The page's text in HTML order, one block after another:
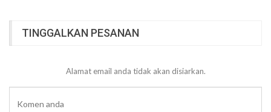
TINGGALKAN PESANAN
Alamat email anda tidak akan disiarkan.